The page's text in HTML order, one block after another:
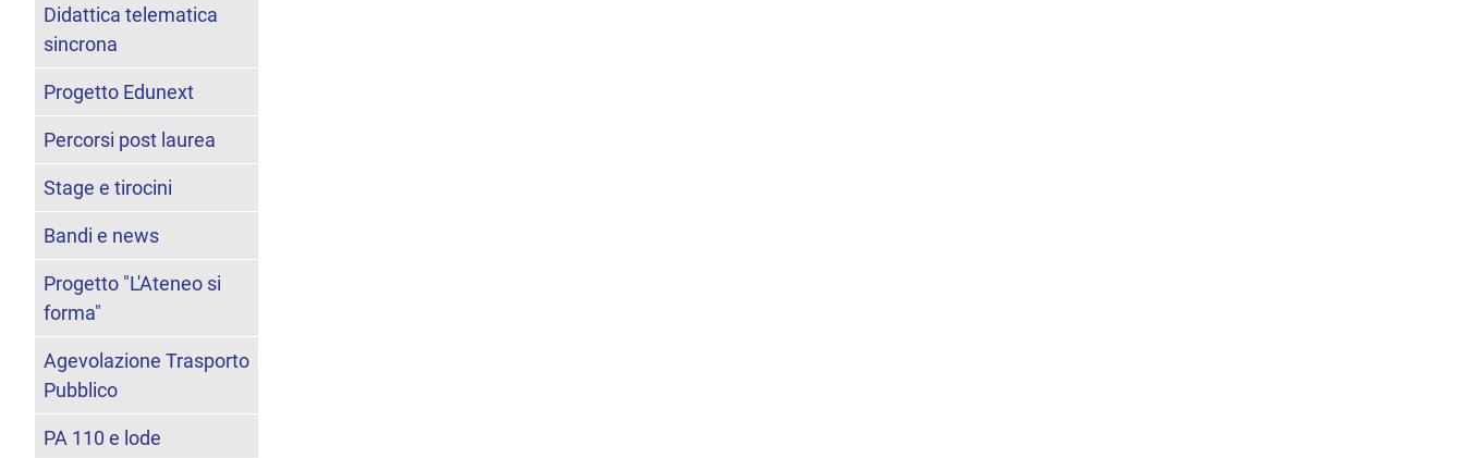
Didattica telematica
sincrona
Progetto Edunext
Percorsi post laurea
Stage e tirocini
Bandi e news
Progetto "L'Ateneo si
forma"
Agevolazione Trasporto
Pubblico
PA 110 e lode